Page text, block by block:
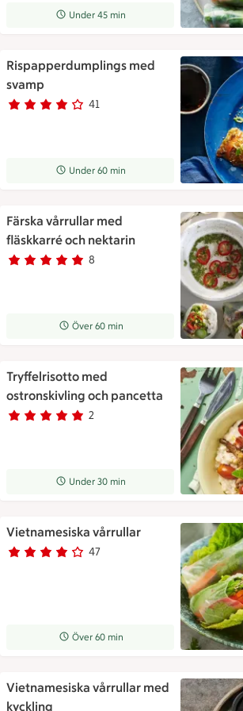
Receptet tar Under 45 min att tillaga
Under 45 min
Rispapperdumplings med
svamp
Betyg 3.8 av 5. 41
41 personer har röstat
Receptet tar Under 60 min att tillaga
Under 60 min
Färska vårrullar med
fläskkarré och nektarin
Betyg 4.8 av 5. 8
8 personer har röstat
Receptet tar Över 60 min att tillaga
Över 60 min
Färska
Tryffelrisotto med
ostronskivling och pancetta
Betyg 5 av 5.
2
2 personer har röstat
Receptet tar Under 30 min att tillaga
Under 30 min
Vietnamesiska vårrullar
Betyg 3.9 av 5. 47
47 personer har röstat
Receptet tar Över 60 min att tillaga
Över 60 min
Vietnamesiska vårrullar med
kyckling